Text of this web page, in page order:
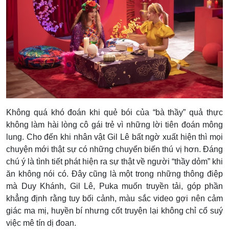
Không quá khó đoán khi quẻ bói của “bà thầy” quả thực
không làm hài lòng cô gái trẻ vì những lời tiên đoán mông
lung. Cho đến khi nhân vật Gil Lê bất ngờ xuất hiện thì mọi
chuyện mới thật sự có những chuyển biến thú vị hơn. Đáng
chú ý là tình tiết phát hiện ra sự thật về người “thầy dỏm” khi
ăn không nói có. Đây cũng là một trong những thông điệp
mà Duy Khánh, Gil Lê, Puka muốn truyền tải, góp phần
khẳng định rằng tuy bối cảnh, màu sắc video gợi nên cảm
giác ma mị, huyền bí nhưng cốt truyện lại không chỉ cổ suý
việc mê tín dị đoan.